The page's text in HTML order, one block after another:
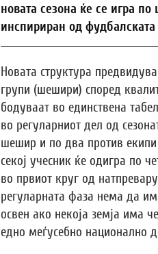
новата сезона ќе се игра
инспириран од
Новата структура
групи (шешири) според
бодуваат во единствена
во регуларниот дел од
шешир и по два против
секој учесник ќе одигра по
во првиот круг од
регуларната фаза нема да
освен ако некоја земја има
едно меѓусебно национално